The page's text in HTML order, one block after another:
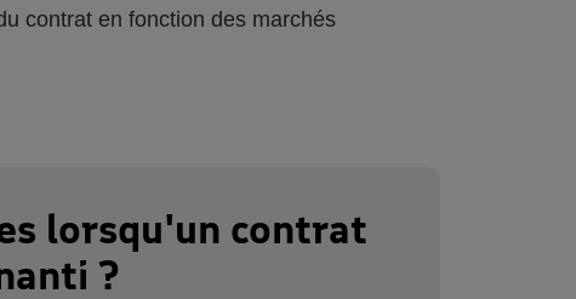
contrat en fonction des marchés
lorsqu'un contrat
?